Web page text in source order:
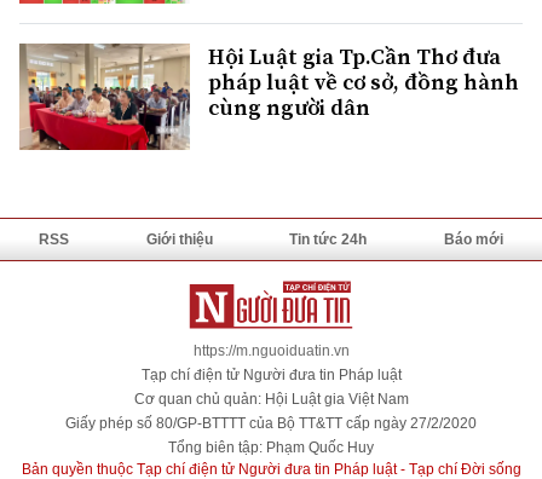
Hội Luật gia Tp.Cần Thơ đưa
pháp luật về cơ sở, đồng hành
cùng người dân
RSS Giới thiệu Tin tức 24h Báo mới
https://m.nguoiduatin.vn
Tạp chí điện tử Người đưa tin Pháp luật
Cơ quan chủ quản: Hội Luật gia Việt Nam
Giấy phép số 80/GP-BTTTT của Bộ TT&TT cấp ngày 27/2/2020
Tổng biên tập: Phạm Quốc Huy
Bản quyền thuộc Tạp chí điện tử Người đưa tin Pháp luật - Tạp chí Đời sống